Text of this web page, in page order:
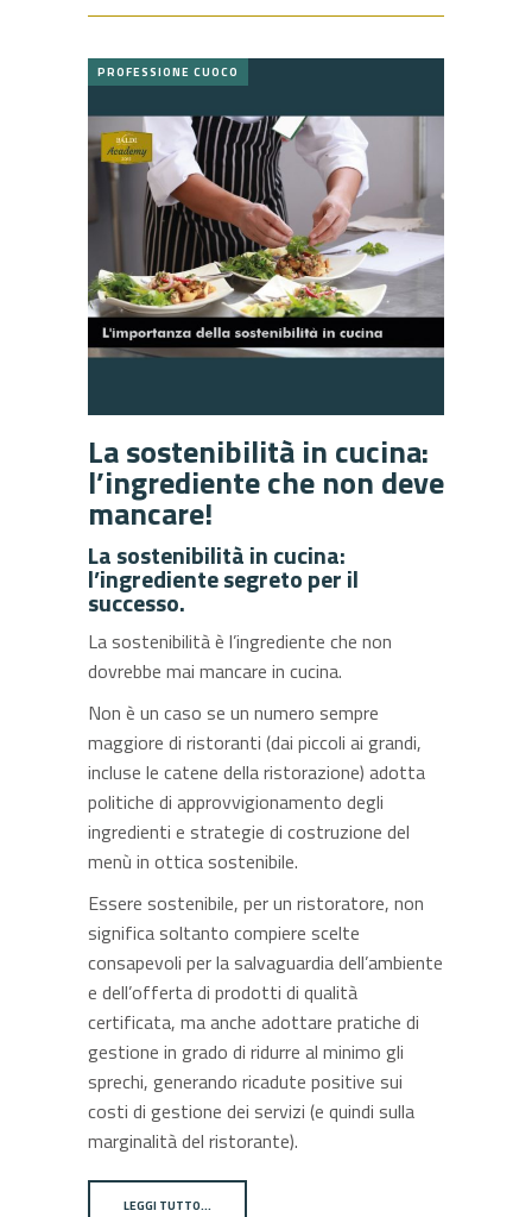
PROFESSIONE CUOCO
La sostenibilità in cucina:
l’ingrediente che non deve
mancare!
La sostenibilità in cucina:
l’ingrediente segreto per il
successo.
La sostenibilità è l’ingrediente che non
dovrebbe mai mancare in cucina.
Non è un caso se un numero sempre
maggiore di ristoranti (dai piccoli ai grandi,
incluse le catene della ristorazione) adotta
politiche di approvvigionamento degli
ingredienti e strategie di costruzione del
menù in ottica sostenibile.
Essere sostenibile, per un ristoratore, non
significa soltanto compiere scelte
consapevoli per la salvaguardia dell’ambiente
e dell’offerta di prodotti di qualità
certificata, ma anche adottare pratiche di
gestione in grado di ridurre al minimo gli
sprechi, generando ricadute positive sui
costi di gestione dei servizi (e quindi sulla
marginalità del ristorante).
LEGGI TUTTO…